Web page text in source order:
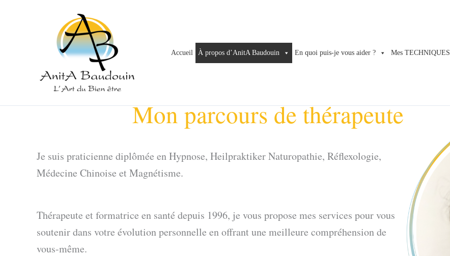
Accueil À propos d’AnitA Baudouin En quoi puis-je vous aider ? Mes TECHNIQUES
Mon parcours de thérapeute
Je suis praticienne diplômée en Hypnose, Heilpraktiker Naturopathie, Réflexologie,
Médecine Chinoise et Magnétisme.
Thérapeute et formatrice en santé depuis 1996, je vous propose mes services pour vous
soutenir dans votre évolution personnelle en offrant une meilleure compréhension de
vous-même.